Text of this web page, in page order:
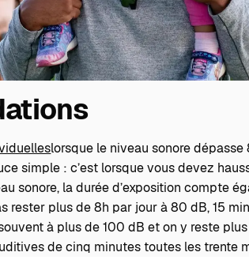
lorsque le niveau sonore
simple : c’est lorsque vous devez
sonore, la durée d’exposition compte
rester plus de 8h par jour à 80 dB, 15
à plus de 100 dB et on y reste plus
de cinq minutes toutes les trente